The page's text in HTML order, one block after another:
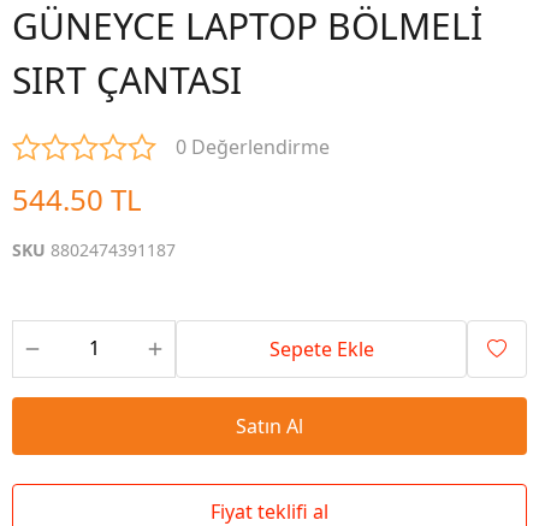
GÜNEYCE LAPTOP BÖLMELİ
SIRT ÇANTASI
0 Değerlendirme
544.50 TL
SKU 8802474391187
Sepete Ekle
Satın Al
Fiyat teklifi al